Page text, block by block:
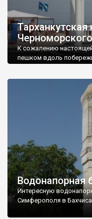
Тарханкутская
К сожалению
пешком вдоль
Водонапорная
Интересную
Симферополя в